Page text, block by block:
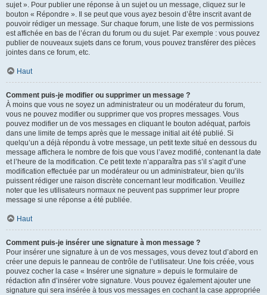
sujet ». Pour publier une réponse à un sujet ou un message, cliquez sur le
bouton « Répondre ». Il se peut que vous ayez besoin d’être inscrit avant de
pouvoir rédiger un message. Sur chaque forum, une liste de vos permissions
est affichée en bas de l’écran du forum ou du sujet. Par exemple : vous pouvez
publier de nouveaux sujets dans ce forum, vous pouvez transférer des pièces
jointes dans ce forum, etc.
Haut
Comment puis-je modifier ou supprimer un message ?
À moins que vous ne soyez un administrateur ou un modérateur du forum,
vous ne pouvez modifier ou supprimer que vos propres messages. Vous
pouvez modifier un de vos messages en cliquant le bouton adéquat, parfois
dans une limite de temps après que le message initial ait été publié. Si
quelqu’un a déjà répondu à votre message, un petit texte situé en dessous du
message affichera le nombre de fois que vous l’avez modifié, contenant la date
et l’heure de la modification. Ce petit texte n’apparaîtra pas s’il s’agit d’une
modification effectuée par un modérateur ou un administrateur, bien qu’ils
puissent rédiger une raison discrète concernant leur modification. Veuillez
noter que les utilisateurs normaux ne peuvent pas supprimer leur propre
message si une réponse a été publiée.
Haut
Comment puis-je insérer une signature à mon message ?
Pour insérer une signature à un de vos messages, vous devez tout d’abord en
créer une depuis le panneau de contrôle de l’utilisateur. Une fois créée, vous
pouvez cocher la case « Insérer une signature » depuis le formulaire de
rédaction afin d’insérer votre signature. Vous pouvez également ajouter une
signature qui sera insérée à tous vos messages en cochant la case appropriée